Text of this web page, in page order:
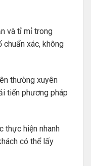
và tỉ mỉ trong
xác, không
thường xuyên
tiến phương pháp
thực hiện nhanh
có thể lấy